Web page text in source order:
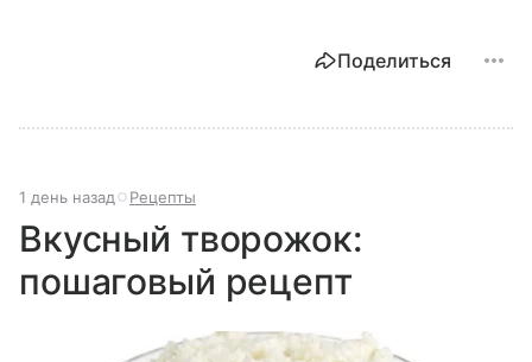
Поделиться
1 день назад Рецепты
Вкусный творожок:
пошаговый рецепт